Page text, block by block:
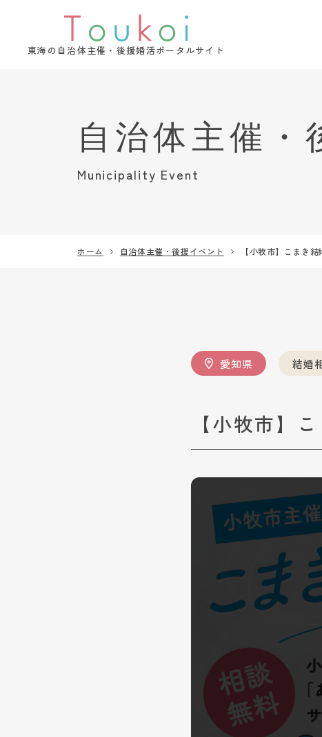
東海の自治体主催・後援婚活ポータルサイト
Municipality Event
ホーム 自治体主催・後援イベント 【小牧市】こまき
愛知県 結婚
【小牧市】